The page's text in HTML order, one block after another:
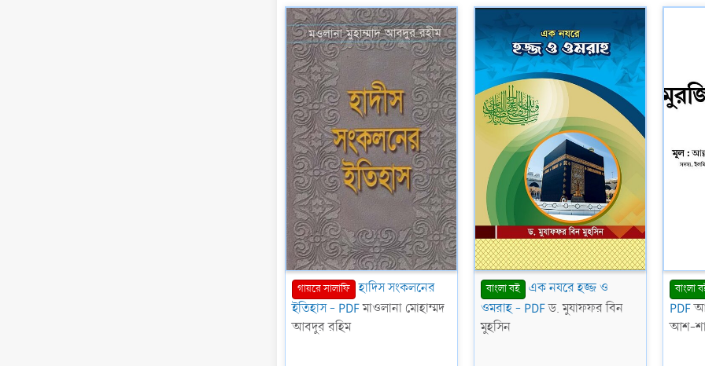
r
(
s
)
r
s
)
গায়রে সালাফি
হাদিস সংকলনের
ইতিহাস - PDFমাওলানা মোহাম্মদ
আবদুর রহিম
বাংলা বই
এক নযরে হজ্জ ও
ওমরাহ - PDFড. মুযাফফর বিন
মুহসিন
বাংলা
PDF
আশ-